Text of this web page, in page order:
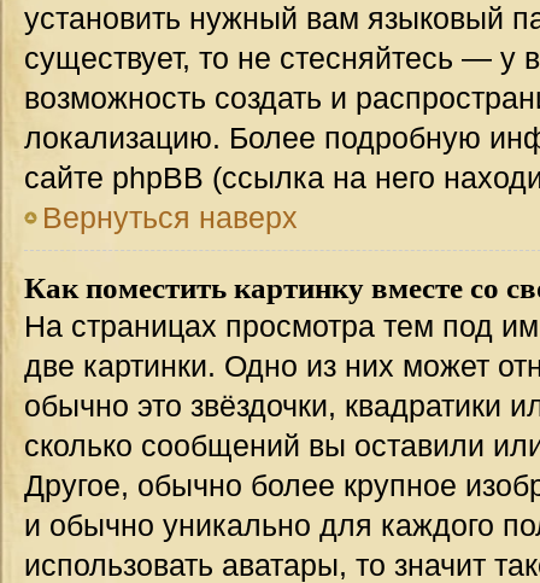
установить нужный вам языковый
существует, то не стесняйтесь — у
возможность создать и
локализацию. Более подробную
сайте phpBB (ссылка на него
Вернуться наверх
Как поместить картинку вместе со
На страницах просмотра тем под
две картинки. Одно из них может
обычно это звёздочки, квадратики
сколько сообщений вы оставили
Другое, обычно более крупное
и обычно уникально для каждого
использовать аватары, то значит